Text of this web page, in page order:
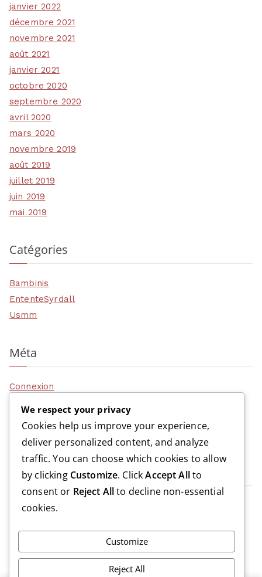
janvier 2022
décembre 2021
novembre 2021
août 2021
janvier 2021
octobre 2020
septembre 2020
avril 2020
mars 2020
novembre 2019
août 2019
juillet 2019
juin 2019
mai 2019
Catégories
Bambinis
EntenteSyrdall
Usmm
Méta
Connexion
Flux des commentaires
Site de WordPress-FR
USMM, c’est:
2 équipes séniors
plus de 100 jeunes footballeurs
plus de 80 années d’existence
des infrastructures solides
We respect your privacy
Cookies help us improve your experience,
deliver personalized content, and analyze
traffic. You can choose which cookies to allow
by clicking Customize. ClickAccept Allto
consent or Reject Allto decline non-essential
cookies.
Customize
Reject All